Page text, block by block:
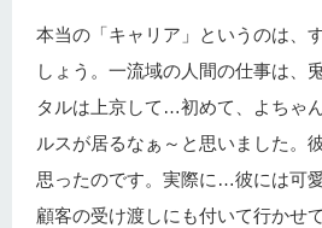
本当の「キャリア」というのは、
しょう。一流域の人間の仕事は、
タルは上京して…初めて、よちゃ
ルスが居るなぁ～と思いました。
思ったのです。実際に…彼には可
顧客の受け渡しにも付いて行かせ